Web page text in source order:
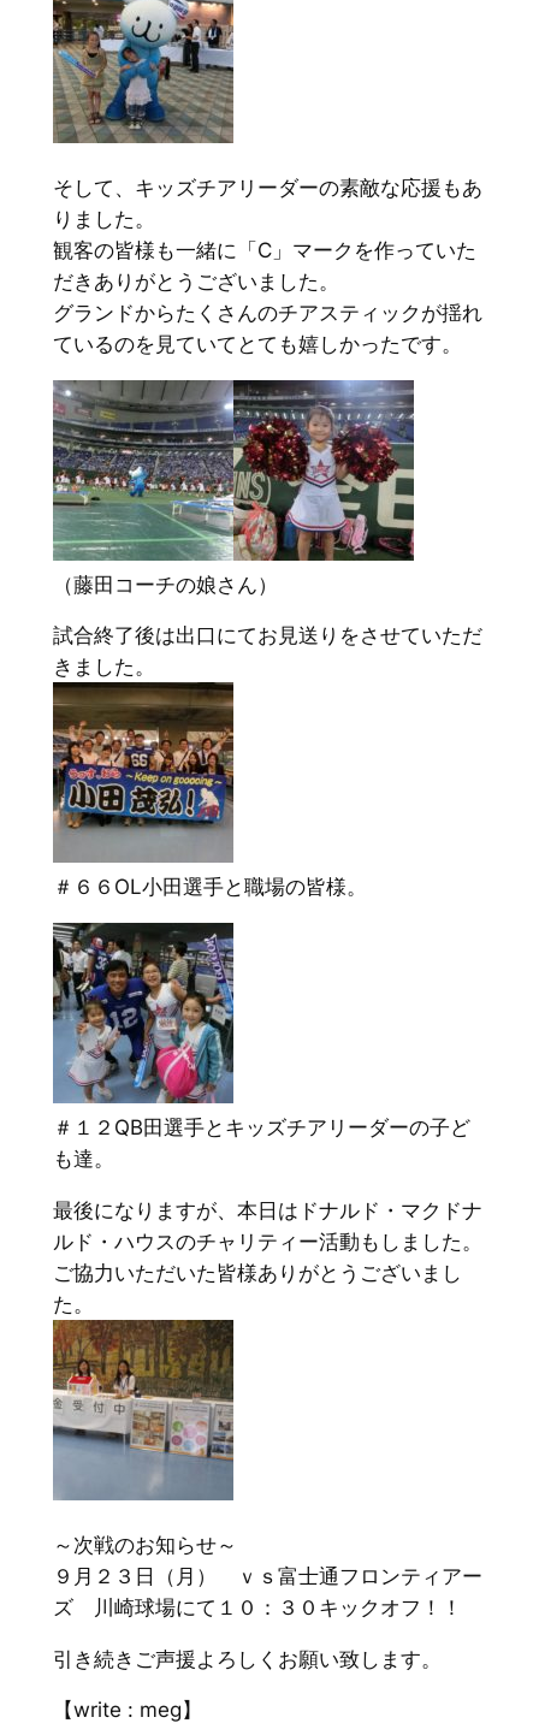
そして、キッズチアリーダーの素敵な応援もあ
りました。
観客の皆様も一緒に「C」マークを作っていた
だきありがとうございました。
グランドからたくさんのチアスティックが揺れ
ているのを見ていてとても嬉しかったです。
（藤田コーチの娘さん）
試合終了後は出口にてお見送りをさせていただ
きました。
＃６６OL小田選手と職場の皆様。
＃１２QB田選手とキッズチアリーダーの子ど
も達。
最後になりますが、本日はドナルド・マクドナ
ルド・ハウスのチャリティー活動もしました。
ご協力いただいた皆様ありがとうございまし
た。
～次戦のお知らせ～
９月２３日（月） ｖｓ富士通フロンティアー
ズ 川崎球場にて１０：３０キックオフ！！
引き続きご声援よろしくお願い致します。
【write : meg】